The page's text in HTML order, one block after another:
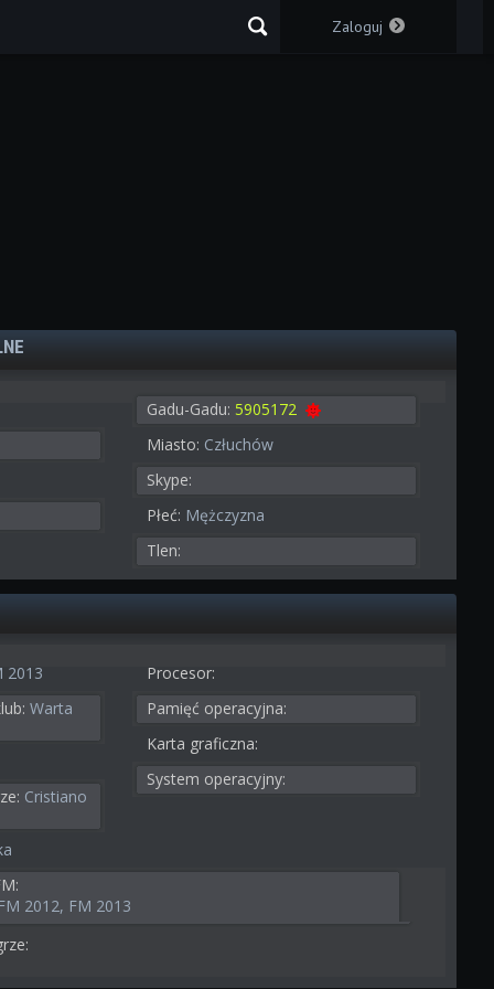
Zaloguj
Gadu-Gadu: 5905172
Miasto: Człuchów
Skype:
Płeć: Mężczyzna
Tlen:
2013
Warta
Cristiano
Procesor:
Pamięć operacyjna:
Karta graficzna:
System operacyjny:
2012, FM 2013